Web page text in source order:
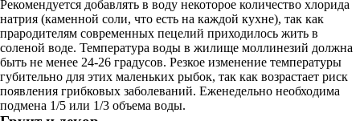
Рекомендуется добавлять в воду некоторое количество хлорида
натрия (каменной соли, что есть на каждой кухне), так как
прародителям современных пецелий приходилось жить в
соленой воде. Температура воды в жилище моллинезий должна
быть не менее 24-26 градусов. Резкое изменение температуры
губительно для этих маленьких рыбок, так как возрастает риск
появления грибковых заболеваний. Еженедельно необходима
подмена 1/5 или 1/3 объема воды.